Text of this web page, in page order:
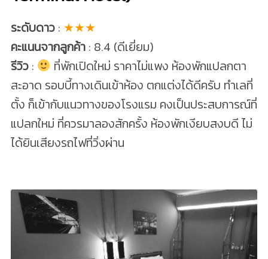
ระดับดาว: ★★★
คะแนนจากลูกค้า: 8.4 (ดีเยี่ยม)
รีวิว:
ที่พักเปิดใหม่ ราคาไม่แพง ห้องพักแปลกตา
สะอาด รอบบี้ทางเดินเข้าห้อง ตกแต่งได้ดีครับ ทำเลที่
ตั้ง ก็เข้ากับแนวทางของโรงแรม คงเป็นประสบการณ์ที่
แปลกใหม่ ที่ควรมาลองสักครั้ง ห้องพักเงียบสงบดี ไม่
ได้ยินเสียงรถไฟที่วิ่งผ่าน